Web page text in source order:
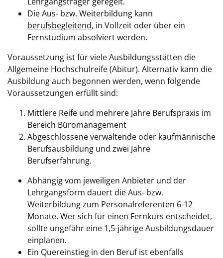
Die Aus- bzw. Weiterbildung kann
berufsbegleitend, in Vollzeit oder über ein
Fernstudium absolviert werden.
Voraussetzung ist für viele Ausbildungsstätten die
Allgemeine Hochschulreife (Abitur). Alternativ kann die
Ausbildung auch begonnen werden, wenn folgende
Voraussetzungen erfüllt sind:
Mittlere Reife und mehrere Jahre Berufspraxis im
Bereich Büromanagement
Abgeschlossene verwaltende oder kaufmännische
Berufsausbildung und zwei Jahre
Berufserfahrung.
Abhängig vom jeweiligen Anbieter und der
Lehrgangsform dauert die Aus- bzw.
Weiterbildung zum Personalreferenten 6-12
Monate. Wer sich für einen Fernkurs entscheidet,
sollte ungefähr eine 1,5-jährige Ausbildungsdauer
einplanen.
Ein Quereinstieg in den Beruf ist ebenfalls